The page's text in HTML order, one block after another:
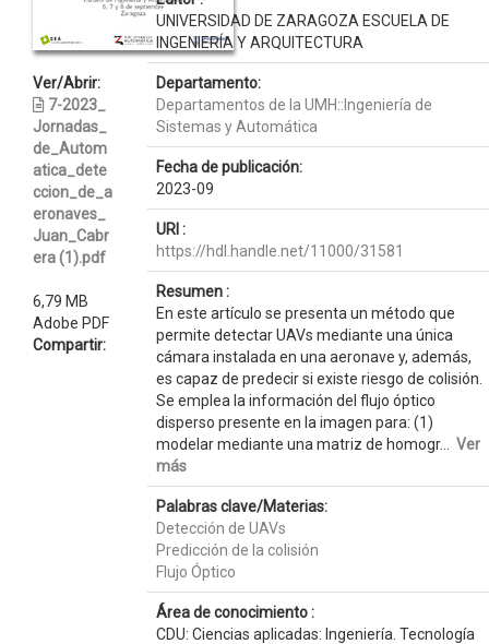
Ver/Abrir:
7-2023_
Jornadas_
de_Autom
atica_dete
ccion_de_a
eronaves_
Juan_Cabr
era (1).pdf
6,79 MB
Adobe PDF
Compartir:
UNIVERSIDAD DE ZARAGOZA ESCUELA DE
INGENIERÍA Y ARQUITECTURA
Departamento:
Departamentos de la UMH::Ingeniería de
Sistemas y Automática
Fecha de publicación:
2023-09
URI :
https://hdl.handle.net/11000/31581
Resumen :
En este artículo se presenta un método que
permite detectar UAVs mediante una única
cámara instalada en una aeronave y, además,
es capaz de predecir si existe riesgo de colisión.
Se emplea la información del flujo óptico
disperso presente en la imagen para: (1)
modelar mediante una matriz de homogr... Ver
más
Palabras clave/Materias:
Detección de UAVs
Predicción de la colisión
Flujo Óptico
Área de conocimiento :
CDU: Ciencias aplicadas: Ingeniería. Tecnología